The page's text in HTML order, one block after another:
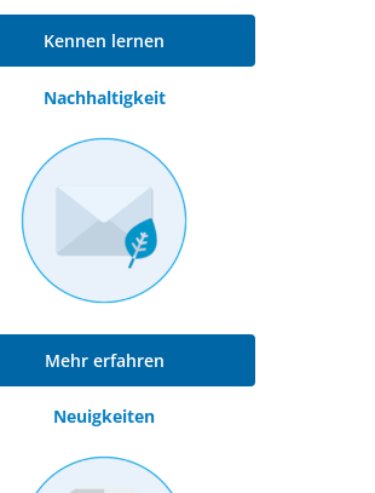
Kennen lernen
Nachhaltigkeit
Mehr erfahren
Neuigkeiten